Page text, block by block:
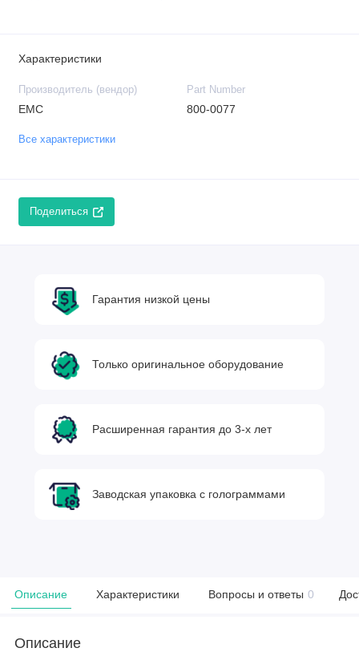
Характеристики
Производитель (вендор)
EMC
Part Number
800-0077
Все характеристики
Поделиться
Гарантия низкой цены
Только оригинальное оборудование
Расширенная гарантия до 3-х лет
Заводская упаковка с голограммами
Описание Характеристики Вопросы и ответы 0
Описание